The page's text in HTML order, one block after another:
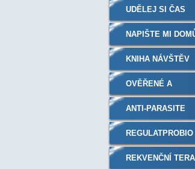
UDĚLEJ SI ČAS
NAPIŠTE MI
KNIHA NÁVŠTĚV
OVĚŘENÉ A
DOPORUČENÉ
ANTI-PARASITE
REGULATPROBIO
REKVENČNÍ